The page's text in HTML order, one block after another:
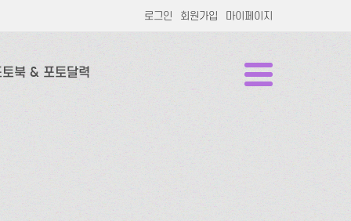
로그인 회원가입 마이페이지
북 & 포토달력